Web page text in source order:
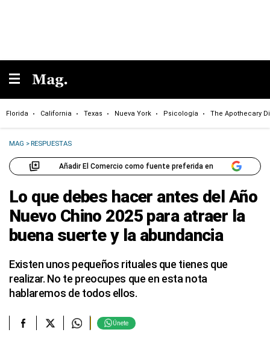
Florida California Texas Nueva York Psicología The Apothecary
MAG >RESPUESTAS
Añadir El Comercio como fuente preferida en
Lo que debes hacer antes del Año
Nuevo Chino 2025 para atraer la
buena suerte y la abundancia
Existen unos pequeños rituales que tienes que
realizar. No te preocupes que en esta nota
hablaremos de todos ellos.
Únete